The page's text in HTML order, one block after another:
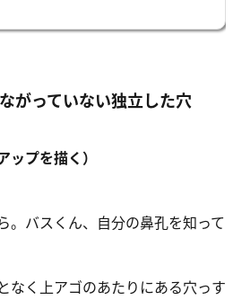
がっていない独立した穴
ップを描く）
。バスくん、自分の鼻孔を知って
く上アゴのあたりにある穴っす